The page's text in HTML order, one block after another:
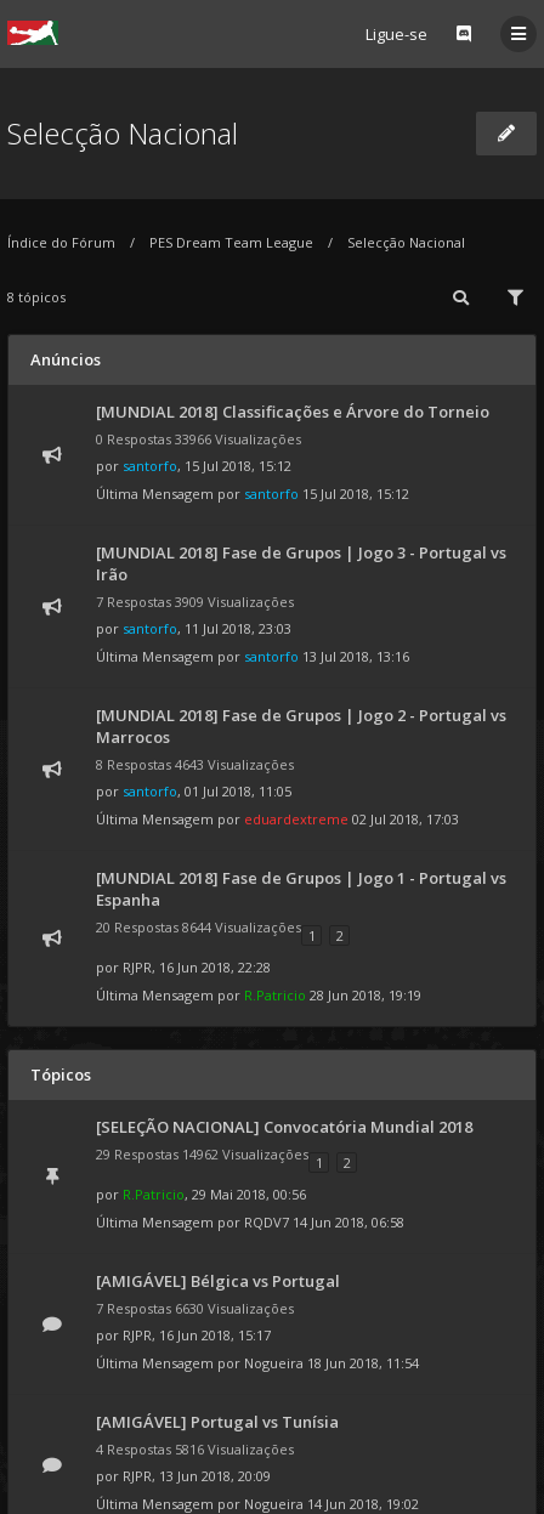
Ligue-se
Selecção Nacional
Índice do Fórum PES Dream Team League Selecção Nacional
8 tópicos
Anúncios
[MUNDIAL 2018] Classificações e Árvore do Torneio
0 Respostas 33966 Visualizações
por santorfo, 15 Jul 2018, 15:12
Última Mensagem por santorfo 15 Jul 2018, 15:12
[MUNDIAL 2018] Fase de Grupos | Jogo 3 - Portugal vs
Irão
7 Respostas 3909 Visualizações
por santorfo, 11 Jul 2018, 23:03
Última Mensagem por santorfo 13 Jul 2018, 13:16
[MUNDIAL 2018] Fase de Grupos | Jogo 2 - Portugal vs
Marrocos
8 Respostas 4643 Visualizações
por santorfo, 01 Jul 2018, 11:05
Última Mensagem por eduardextreme 02 Jul 2018, 17:03
[MUNDIAL 2018] Fase de Grupos | Jogo 1 - Portugal vs
Espanha
20 Respostas 8644 Visualizações 1
2
por RJPR, 16 Jun 2018, 22:28
Última Mensagem por R.Patricio 28 Jun 2018, 19:19
Tópicos
[SELEÇÃO NACIONAL] Convocatória Mundial 2018
29 Respostas 14962 Visualizações 1
2
por R.Patricio, 29 Mai 2018, 00:56
Última Mensagem por RQDV7 14 Jun 2018, 06:58
[AMIGÁVEL] Bélgica vs Portugal
7 Respostas 6630 Visualizações
por RJPR, 16 Jun 2018, 15:17
Última Mensagem por Nogueira 18 Jun 2018, 11:54
[AMIGÁVEL] Portugal vs Tunísia
4 Respostas 5816 Visualizações
por RJPR, 13 Jun 2018, 20:09
Última Mensagem por Nogueira 14 Jun 2018, 19:02